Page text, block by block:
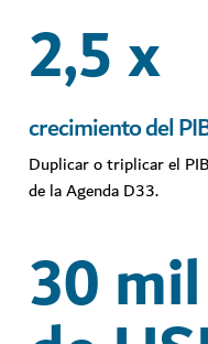
2,5 x
crecimiento del
Duplicar o triplicar el
de la Agenda D33.
30